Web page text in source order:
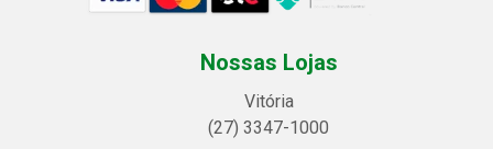
Nossas Lojas
Vitória
(27) 3347-1000